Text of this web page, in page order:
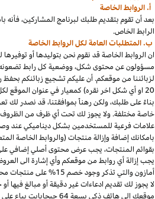
أ. الروابط الخاصة
بعد أن تقوم بتقديم طلبك لبرنامج المشاركين،فأنه با
الرابط الخاص.
ب. المتطلبات العامة لكل الروابط الخاصة
ان الروابط الخاصة قد نقوم نحن بتوليدها أو
مسؤولون عن محتوىشكل،ووضعية كل رابط
لزبائننا من موقعكم. أن عليكم تشجيع زبائنكم
20 او أي شكل اخر نقره) كمعيار في عنوان الموقع
بناءً على طلبك، ولكن رهناً بموافقتنا، قد نصدر لك
خاصة مختلفة. ولا يجوز لك تحت أي ظرف من الظروف
علامات فرعية للمستخدمين بشكل ديناميكي عند
بامكانك إضافة وإزالة منتجات (والروابط الخاصة
بقوائم المنتجات، يجب عرض محتوىأصلي إضافي
يجب إزالة أي روابط من موقعكم وأي إشارة الى
أمازون والتي تذكر وجود خصم 15% على منتجات
لا يجوز لك تقديم ادعاءاتغيردقيقةأو مبالغفيهاأو
موقعكإلىهاتفذكي بسعة جيجابايت يباععلى